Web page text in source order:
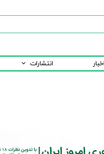
اخبار انتشارات